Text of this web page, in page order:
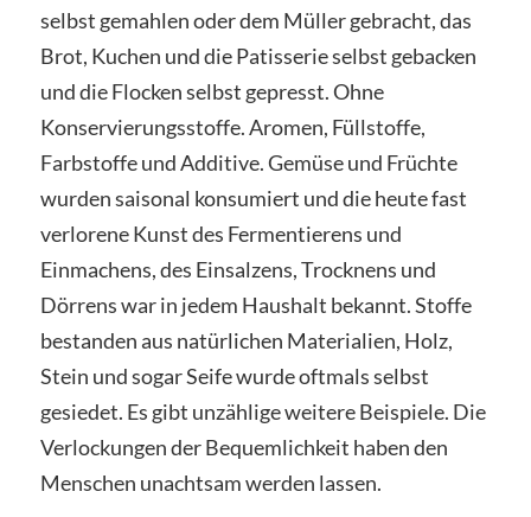
selbst gemahlen oder dem Müller gebracht, das
Brot, Kuchen und die Patisserie selbst gebacken
und die Flocken selbst gepresst. Ohne
Konservierungsstoffe. Aromen, Füllstoffe,
Farbstoffe und Additive. Gemüse und Früchte
wurden saisonal konsumiert und die heute fast
verlorene Kunst des Fermentierens und
Einmachens, des Einsalzens, Trocknens und
Dörrens war in jedem Haushalt bekannt. Stoffe
bestanden aus natürlichen Materialien, Holz,
Stein und sogar Seife wurde oftmals selbst
gesiedet. Es gibt unzählige weitere Beispiele. Die
Verlockungen der Bequemlichkeit haben den
Menschen unachtsam werden lassen.